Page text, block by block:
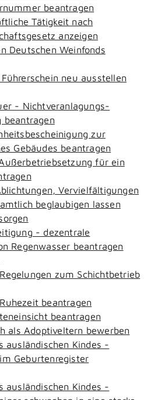
beantragen
Tätigkeit nach
anzeigen
Deutschen Weinfonds
neu ausstellen
- Nichtveranlagungs-
beantragen
zur
Gebäudes beantragen
für ein
Vervielfältigungen
beglaubigen lassen
- dezentrale
Regenwasser beantragen
zum Schichtbetrieb
beantragen
beantragen
als Adoptiveltern bewerben
ausländischen Kindes -
Geburtenregister
ausländischen Kindes -